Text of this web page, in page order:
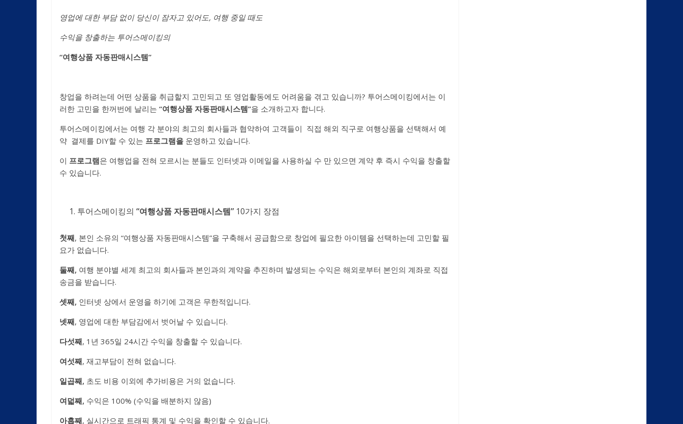
영업에 대한 부담 없이 당신이 잠자고 있어도, 여행 중일 때도
수익을 창출하는 투어스메이킹의
“여행상품 자동판매시스템”
창업을 하려는데 어떤 상품을 취급할지 고민되고 또 영업활동에도 어려움을 겪고 있습니까? 투어스메이킹에서는 이
러한 고민을 한꺼번에 날리는 “여행상품 자동판매시스템”을 소개하고자 합니다.
투어스메이킹에서는 여행 각 분야의 최고의 회사들과 협약하여 고객들이 직접 해외 직구로 여행상품을 선택해서 예
약 결제를 DIY할 수 있는 프로그램을 운영하고 있습니다.
이 프로그램은 여행업을 전혀 모르시는 분들도 인터넷과 이메일을 사용하실 수 만 있으면 계약 후 즉시 수익을 창출할
수 있습니다.
투어스메이킹의 “여행상품 자동판매시스템” 10가지 장점
첫째, 본인 소유의 “여행상품 자동판매시스템”을 구축해서 공급함으로 창업에 필요한 아이템을 선택하는데 고민할 필
요가 없습니다.
둘째, 여행 분야별 세계 최고의 회사들과 본인과의 계약을 추진하며 발생되는 수익은 해외로부터 본인의 계좌로 직접
송금을 받습니다.
셋째, 인터넷 상에서 운영을 하기에 고객은 무한적입니다.
넷째, 영업에 대한 부담감에서 벗어날 수 있습니다.
다섯째, 1년 365일 24시간 수익을 창출할 수 있습니다.
여섯째, 재고부담이 전혀 없습니다.
일곱째, 초도 비용 이외에 추가비용은 거의 없습니다.
여덟째, 수익은 100% (수익을 배분하지 않음)
아홉째, 실시간으로 트래픽 통계 및 수익을 확인할 수 있습니다.